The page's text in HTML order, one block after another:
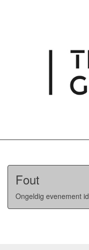
Fout
Ongeldig evenement id